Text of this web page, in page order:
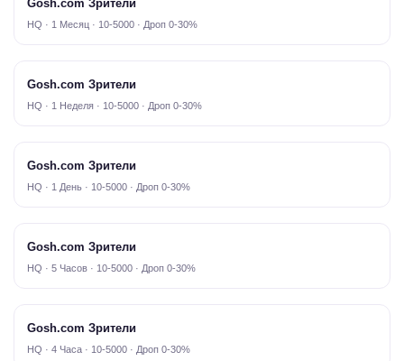
Gosh.com Зрители
HQ · 1 Месяц · 10-5000 · Дроп 0-30%
Gosh.com Зрители
HQ · 1 Неделя · 10-5000 · Дроп 0-30%
Gosh.com Зрители
HQ · 1 День · 10-5000 · Дроп 0-30%
Gosh.com Зрители
HQ · 5 Часов · 10-5000 · Дроп 0-30%
Gosh.com Зрители
HQ · 4 Часа · 10-5000 · Дроп 0-30%